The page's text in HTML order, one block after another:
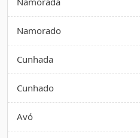
Namorado
Cunhada
Cunhado
Avó